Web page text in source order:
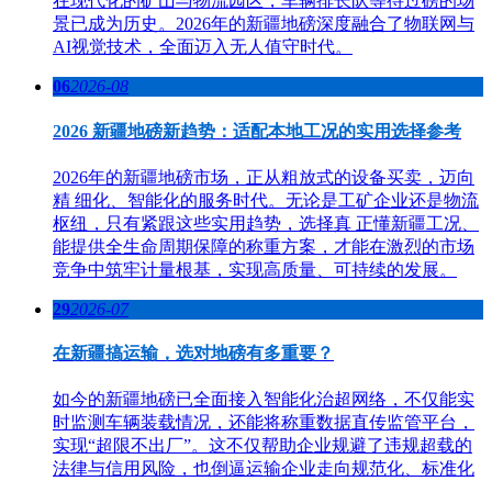
景已成为历史。2026年的新疆地磅深度融合了物联网与
AI视觉技术，全面迈入无人值守时代。
062026-08
2026 新疆地磅新趋势：适配本地工况的实用选择参考
2026年的新疆地磅市场，正从粗放式的设备买卖，迈向
精 细化、智能化的服务时代。无论是工矿企业还是物流
枢纽，只有紧跟这些实用趋势，选择真 正懂新疆工况、
能提供全生命周期保障的称重方案，才能在激烈的市场
竞争中筑牢计量根基，实现高质量、可持续的发展。
292026-07
在新疆搞运输，选对地磅有多重要？
如今的新疆地磅已全面接入智能化治超网络，不仅能实
时监测车辆装载情况，还能将称重数据直传监管平台，
实现“超限不出厂”。这不仅帮助企业规避了违规超载的
法律与信用风险，也倒逼运输企业走向规范化、标准化